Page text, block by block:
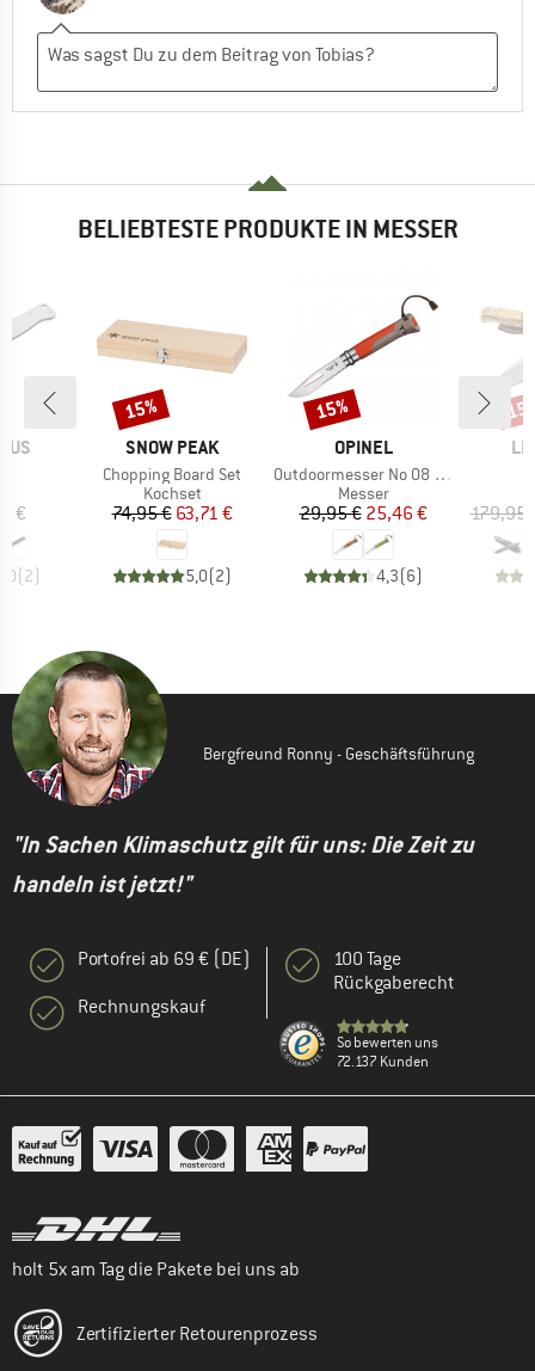
BELIEBTESTE PRODUKTE IN MESSER
€
(2)
MARKE
SNOW PEAK
Artikel
Chopping Board Set
Produktgruppe
Kochset
Preis
74,95 €reduzierter Preis
63,71 €
5,0(2)
Rabatt
15%
MARKE
OPINEL
Artikel
Outdoormesser No 08 (8,2 cm)
Produktgruppe
Messer
Preis
29,95 €reduzierter Preis
25,46 €
4,3(6)
Rabatt
15%
179,95
Bergfreund Ronny - Geschäftsführung
"In Sachen Klimaschutz gilt für uns: Die Zeit zu
handeln ist jetzt!"
Portofrei ab 69 € (DE)
Rechnungskauf
100 Tage
Rückgaberecht
So bewerten uns
72.137 Kunden
holt 5x am Tag die Pakete bei uns ab
Zertifizierter Retourenprozess